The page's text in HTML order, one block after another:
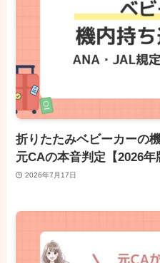
折りたたみベビーカーの
元CAの本音判定【2026年
2026年7月17日